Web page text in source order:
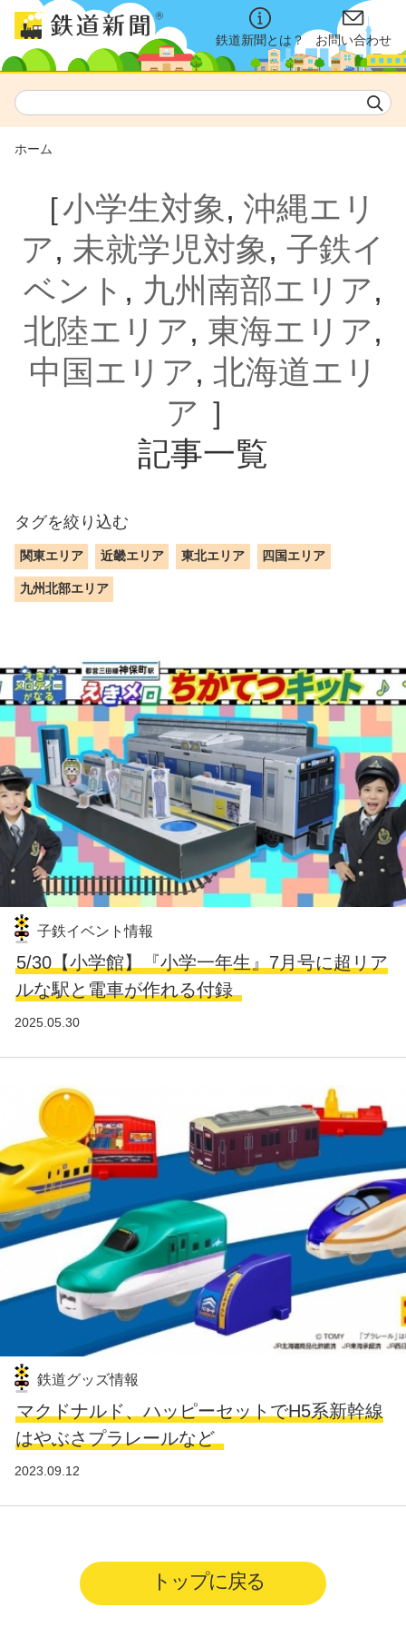
鉄道新聞とは？ お問い合わせ
ホーム
［小学生対象, 沖縄エリ
ア, 未就学児対象, 子鉄イ
ベント , 九州南部エリア,
北陸エリア, 東海エリア,
中国エリア, 北海道エリ
ア ］
記事一覧
タグを絞り込む
関東エリア 近畿エリア 東北エリア 四国エリア
九州北部エリア
子鉄イベント情報
5/30【小学館】『小学一年生』7月号に超リア
ルな駅と電車が作れる付録
2025.05.30
鉄道グッズ情報
マクドナルド、ハッピーセットでH5系新幹線
はやぶさプラレールなど
2023.09.12
トップに戻る